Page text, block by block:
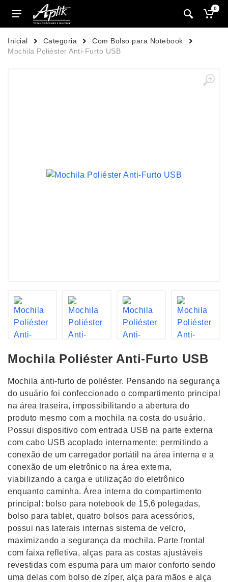
0
Inicial Categoria
Com Bolso para Notebook
Mochila Poliéster Anti-Furto USB
Mochila Poliéster Anti-Furto USB
Mochila anti-furto de poliéster. Pensando na segurança
do usuário foi confeccionado o compartimento principal
na área traseira, impossibilitando a abertura do
produto mesmo com a mochila na costa do usuário.
Possui dispositivo com entrada USB na parte externa
com cabo USB acoplado internamente; permitindo a
conexão de um carregador portátil na área interna e a
conexão de um eletrônico na área externa,
viabilizando a carga e utilização do eletrônico
enquanto caminha. Área interna do compartimento
principal: bolso para notebook de 15,6 polegadas,
bolso para tablet, quatro bolsos para acessórios,
possui nas laterais internas sistema de velcro,
maximizando a segurança da mochila. Parte frontal
com faixa refletiva, alças para as costas ajustáveis
revestidas com espuma para um maior conforto sendo
uma delas com bolso de zíper, alça para mãos e alça